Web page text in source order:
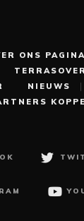
ONS PAGINA
NIEUWS